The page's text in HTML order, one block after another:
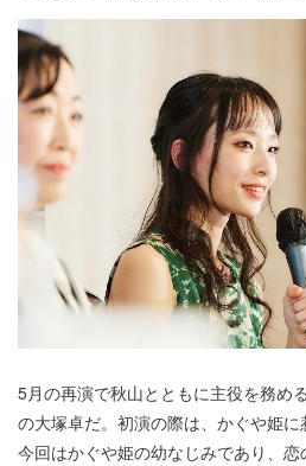
5月の再演で秋山とともに主役を務め
の大塚卓だ。初演の際は、かぐや姫に
今回はかぐや姫の幼なじみであり、